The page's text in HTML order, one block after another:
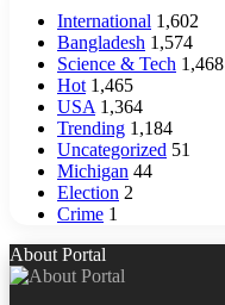
International 1,602
Bangladesh 1,574
Science & Tech 1,468
Hot 1,465
USA 1,364
Trending 1,184
Uncategorized 51
Michigan 44
Election 2
Crime 1
About Portal